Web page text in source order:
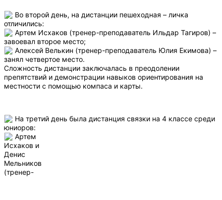
Во второй день, на дистанции пешеходная – личка
отличились:
Артем Исхаков (тренер-преподаватель Ильдар Тагиров) –
завоевал второе место;
Алексей Велькин (тренер-преподаватель Юлия Екимова) –
занял четвертое место.
Сложность дистанции заключалась в преодолении
препятствий и демонстрации навыков ориентирования на
местности с помощью компаса и карты.
На третий день была дистанция связки на 4 классе среди
юниоров:
Артем
Исхаков и
Денис
Мельников
(тренер-